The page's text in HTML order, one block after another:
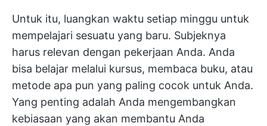
Untuk itu, luangkan waktu setiap minggu untuk
mempelajari sesuatu yang baru. Subjeknya
harus relevan dengan pekerjaan Anda. Anda
bisa belajar melalui kursus, membaca buku, atau
metode apa pun yang paling cocok untuk Anda.
Yang penting adalah Anda mengembangkan
kebiasaan yang akan membantu Anda